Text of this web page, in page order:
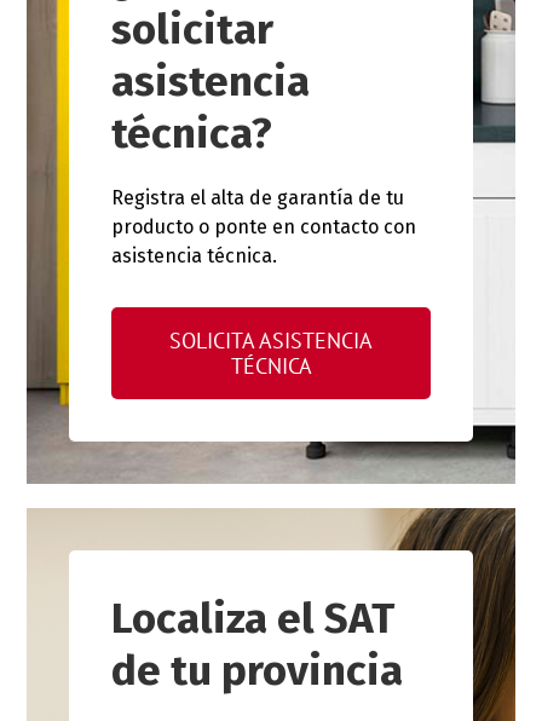
solicitar
asistencia
técnica?
Registra el alta de garantía de tu
producto o ponte en contacto con
asistencia técnica.
SOLICITA ASISTENCIA
TÉCNICA
Localiza el SAT
de tu provincia